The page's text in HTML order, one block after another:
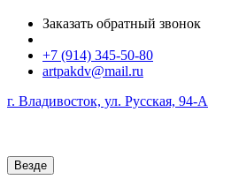
Заказать обратный звонок
+7 (914) 345-50-80
artpakdv@mail.ru
г. Владивосток, ул. Русская, 94-А
Везде